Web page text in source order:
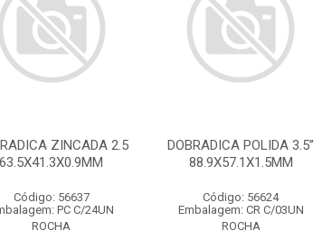
ZINCADA 2.5
63.5X41.3X0.9MM
Código: 56637
PC C/24UN
ROCHA
DOBRADICA POLIDA 3.5”
88.9X57.1X1.5MM
Código: 56624
Embalagem: CR C/03UN
ROCHA